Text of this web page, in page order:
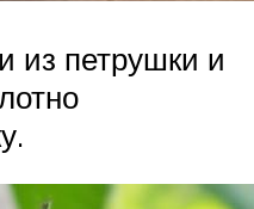
из петрушки и